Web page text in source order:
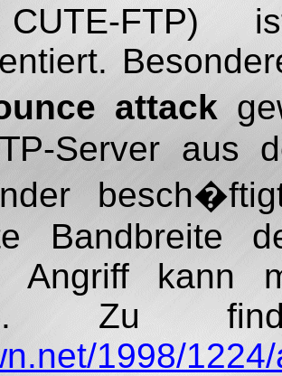
FTP)
attack
Server aus
Bandbreite
Angriff kann
Zu
1998/